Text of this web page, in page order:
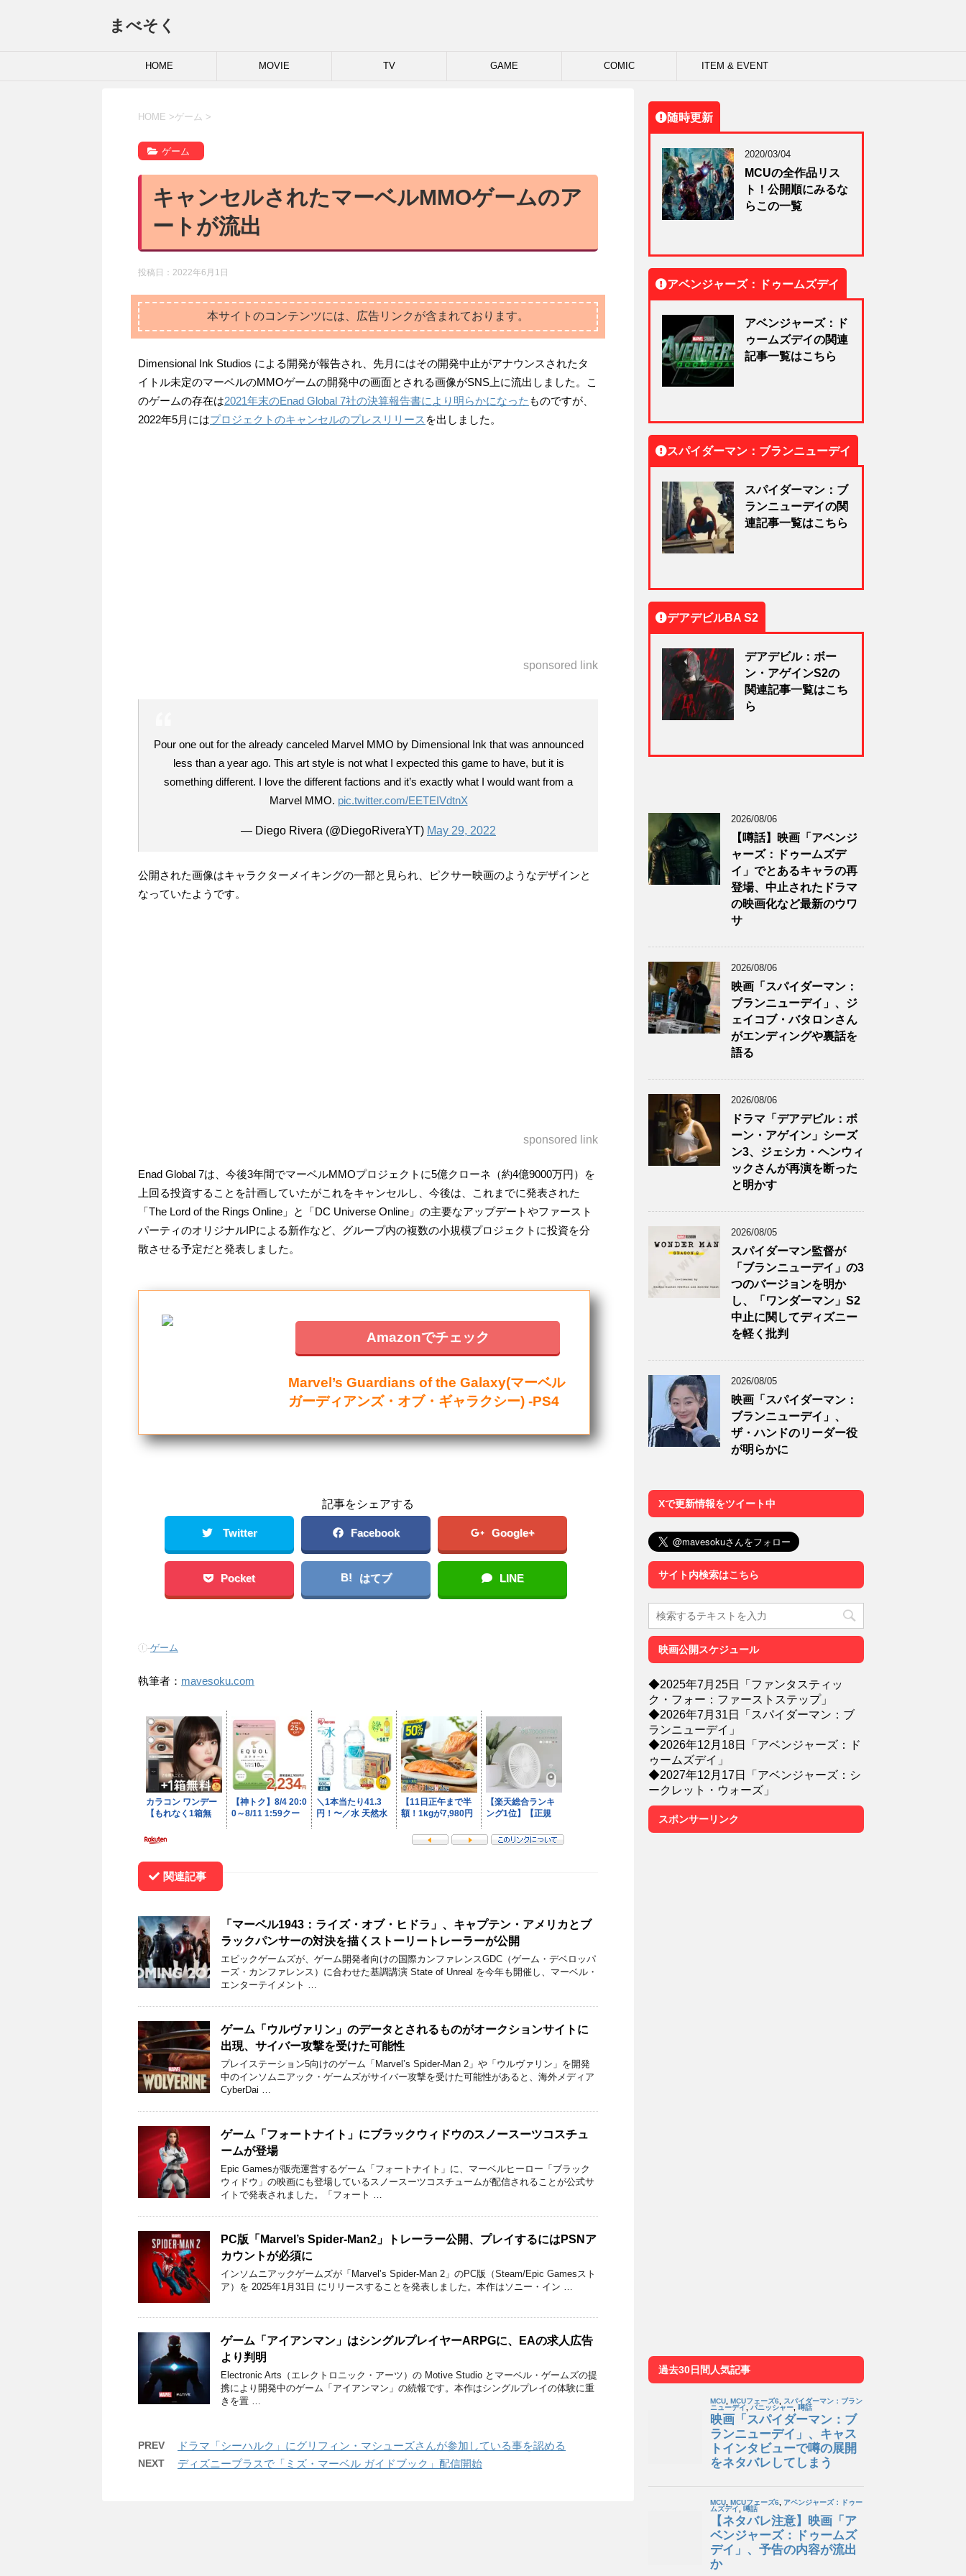
まべそく
HOME MOVIE TV GAME COMIC ITEM & EVENT
HOME >ゲーム >
ゲーム
キャンセルされたマーベルMMOゲームのア
ートが流出
投稿日： 2022年6月1日
本サイトのコンテンツには、広告リンクが含まれております。
Dimensional Ink Studios による開発が報告され、先月にはその開発中止がアナウンスされたタ
イトル未定のマーベルのMMOゲームの開発中の画面とされる画像がSNS上に流出しました。こ
のゲームの存在は2021年末のEnad Global 7社の決算報告書により明らかになった ものですが、
2022年5月にはプロジェクトのキャンセルのプレスリリース を出しました。
sponsored link
Pour one out for the already canceled Marvel MMO by Dimensional Ink that was announced
less than a year ago. This art style is not what I expected this game to have, but it is
something different. I love the different factions and it’s exactly what I would want from a
Marvel MMO. pic.twitter.com/EETEIVdtnX
— Diego Rivera (@DiegoRiveraYT) May 29, 2022
公開された画像はキャラクターメイキングの一部と見られ、ピクサー映画のようなデザインと
なっていたようです。
sponsored link
Enad Global 7は、今後3年間でマーベルMMOプロジェクトに5億クローネ（約4億9000万円）を
上回る投資することを計画していたがこれをキャンセルし、今後は、これまでに発表された
「The Lord of the Rings Online」と「DC Universe Online」の主要なアップデートやファースト
パーティのオリジナルIPによる新作など、グループ内の複数の小規模プロジェクトに投資を分
散させる予定だと発表しました。
Amazonでチェック
Marvel’s Guardians of the Galaxy(マーベル
ガーディアンズ・オブ・ギャラクシー) -PS4
記事をシェアする
Twitter Facebook Google+
Pocket B! はてブ LINE
-ゲーム
執筆者： mavesoku.com
関連記事
「マーベル1943：ライズ・オブ・ヒドラ」、キャプテン・アメリカとブ
ラックパンサーの対決を描くストーリートレーラーが公開
エピックゲームズが、ゲーム開発者向けの国際カンファレンスGDC（ゲーム・デベロッパ
ーズ・カンファレンス）に合わせた基調講演 State of Unreal を今年も開催し、マーベル・
エンターテイメント …
ゲーム「ウルヴァリン」のデータとされるものがオークションサイトに
出現、サイバー攻撃を受けた可能性
プレイステーション5向けのゲーム「Marvel’s Spider-Man 2」や「ウルヴァリン」を開発
中のインソムニアック・ゲームズがサイバー攻撃を受けた可能性があると、海外メディア
CyberDai …
ゲーム「フォートナイト」にブラックウィドウのスノースーツコスチュ
ームが登場
Epic Gamesが販売運営するゲーム「フォートナイト」に、マーベルヒーロー「ブラック
ウィドウ」の映画にも登場しているスノースーツコスチュームが配信されることが公式サ
イトで発表されました。「フォート …
PC版「Marvel’s Spider-Man2」トレーラー公開、プレイするにはPSNア
カウントが必須に
インソムニアックゲームズが「Marvel’s Spider-Man 2」のPC版（Steam/Epic Gamesスト
ア）を 2025年1月31日 にリリースすることを発表しました。本作はソニー・イン …
ゲーム「アイアンマン」はシングルプレイヤーARPGに、EAの求人広告
より判明
Electronic Arts（エレクトロニック・アーツ）の Motive Studio とマーベル・ゲームズの提
携により開発中のゲーム「アイアンマン」の続報です。本作はシングルプレイの体験に重
きを置 …
PREV ドラマ「シーハルク」にグリフィン・マシューズさんが参加している事を認める
NEXT ディズニープラスで「ミズ・マーベル ガイドブック」配信開始
随時更新
2020/03/04
MCUの全作品リス
ト！公開順にみるな
らこの一覧
アベンジャーズ：ドゥームズデイ
アベンジャーズ：ド
ゥームズデイの関連
記事一覧はこちら
スパイダーマン：ブランニューデイ
スパイダーマン：ブ
ランニューデイの関
連記事一覧はこちら
デアデビルBA S2
デアデビル：ボー
ン・アゲインS2の
関連記事一覧はこち
ら
2026/08/06
【噂話】映画「アベンジ
ャーズ：ドゥームズデ
イ」でとあるキャラの再
登場、中止されたドラマ
の映画化など最新のウワ
サ
2026/08/06
映画「スパイダーマン：
ブランニューデイ」、ジ
ェイコブ・バタロンさん
がエンディングや裏話を
語る
2026/08/06
ドラマ「デアデビル：ボ
ーン・アゲイン」シーズ
ン3、ジェシカ・ヘンウィ
ックさんが再演を断った
と明かす
2026/08/05
スパイダーマン監督が
「ブランニューデイ」の3
つのバージョンを明か
し、「ワンダーマン」S2
中止に関してディズニー
を軽く批判
2026/08/05
映画「スパイダーマン：
ブランニューデイ」、
ザ・ハンドのリーダー役
が明らかに
Xで更新情報をツイート中
サイト内検索はこちら
映画公開スケジュール
◆2025年7月25日「ファンタスティッ
ク・フォー：ファーストステップ」
◆2026年7月31日「スパイダーマン：ブ
ランニューデイ」
◆2026年12月18日「アベンジャーズ：ド
ゥームズデイ」
◆2027年12月17日「アベンジャーズ：シ
ークレット・ウォーズ」
スポンサーリンク
過去30日間人気記事